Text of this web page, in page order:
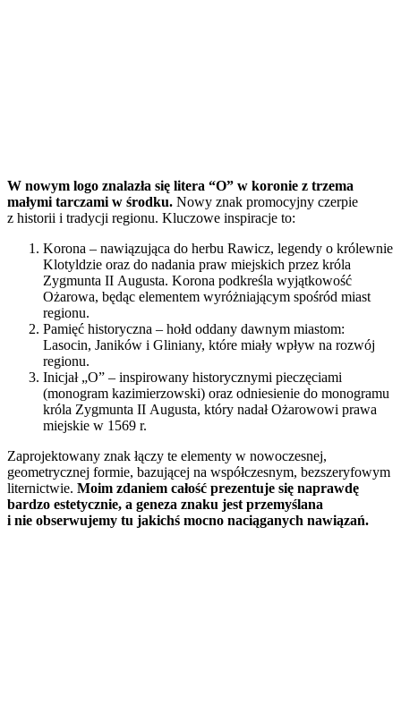
W nowym logo znalazła się litera “O” w koronie z trzema
małymi tarczami w środku. Nowy znak promocyjny czerpie
z historii i tradycji regionu. Kluczowe inspiracje to:
Korona – nawiązująca do herbu Rawicz, legendy o królewnie
Klotyldzie oraz do nadania praw miejskich przez króla
Zygmunta II Augusta. Korona podkreśla wyjątkowość
Ożarowa, będąc elementem wyróżniającym spośród miast
regionu.
Pamięć historyczna – hołd oddany dawnym miastom:
Lasocin, Janików i Gliniany, które miały wpływ na rozwój
regionu.
Inicjał „O” – inspirowany historycznymi pieczęciami
(monogram kazimierzowski) oraz odniesienie do monogramu
króla Zygmunta II Augusta, który nadał Ożarowowi prawa
miejskie w 1569 r.
Zaprojektowany znak łączy te elementy w nowoczesnej,
geometrycznej formie, bazującej na współczesnym, bezszeryfowym
liternictwie. Moim zdaniem całość prezentuje się naprawdę
bardzo estetycznie, a geneza znaku jest przemyślana
i nie obserwujemy tu jakichś mocno naciąganych nawiązań.